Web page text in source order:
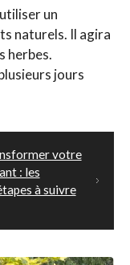
un
naturels. Il agira
herbes.
jours
votre
: les
à suivre